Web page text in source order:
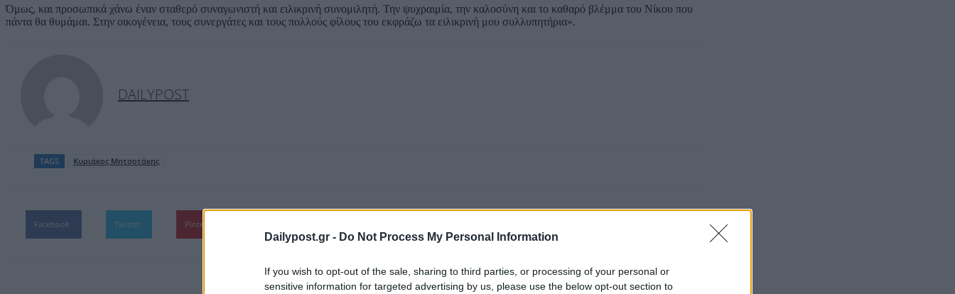
Dailypost.gr - Do Not Process My Personal Information
If you wish to opt-out of the sale, sharing to third parties, or processing of your personal or
sensitive information for targeted advertising by us, please use the below opt-out section to
Όμως, και προσωπικά χάνω έναν σταθερό συναγωνιστή και ειλικρινή συνομιλητή. Την ψυχραιμία, την καλοσύνη και το καθαρό βλέμμα του Νίκου που
πάντα θα θυμάμαι. Στην οικογένεια, τους συνεργάτες και τους πολλούς φίλους του εκφράζω τα ειλικρινή μου συλλυπητήρια».
DAILYPOST
TAGS Κυριάκος Μητσοτάκης
Facebook Twitter Pinterest